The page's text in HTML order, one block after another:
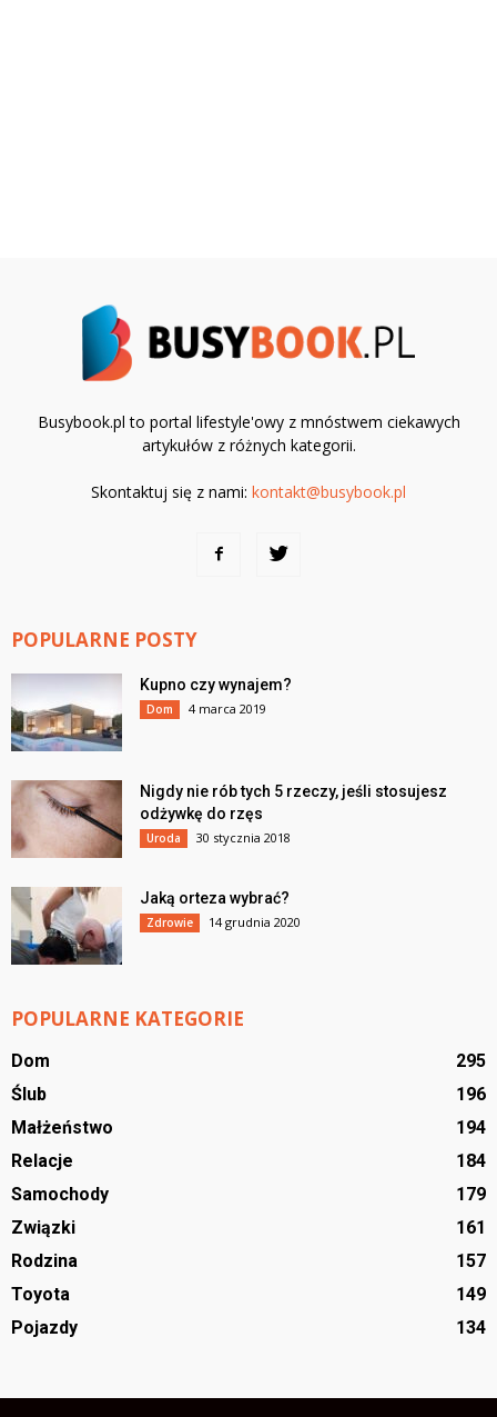
Busybook.pl to portal lifestyle'owy z mnóstwem ciekawych
artykułów z różnych kategorii.
Skontaktuj się z nami: kontakt@busybook.pl
POPULARNE POSTY
Kupno czy wynajem?
Dom 4 marca 2019
Nigdy nie rób tych 5 rzeczy, jeśli stosujesz
odżywkę do rzęs
Uroda 30 stycznia 2018
Jaką orteza wybrać?
Zdrowie 14 grudnia 2020
POPULARNE KATEGORIE
Dom
295
Ślub
196
Małżeństwo
194
Relacje
184
Samochody
179
Związki
161
Rodzina
157
Toyota
149
Pojazdy
134